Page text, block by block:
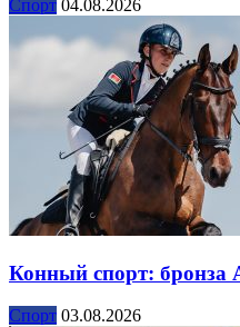
Спорт 04.08.2026
Конный спорт: бронза
Спорт 03.08.2026